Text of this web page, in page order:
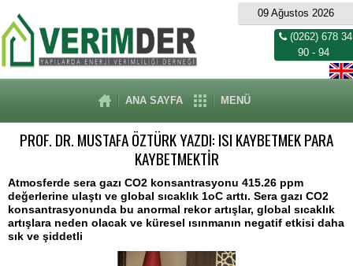
09 Ağustos 2026
(0262) 678 34
90 - 94
ANA SAYFA MENÜ
PROF. DR. MUSTAFA ÖZTÜRK YAZDI: ISI KAYBETMEK PARA
KAYBETMEKTİR
Atmosferde sera gazı CO2 konsantrasyonu 415.26 ppm
değerlerine ulaştı ve global sıcaklık 1oC arttı. Sera gazı CO2
konsantrasyonunda bu anormal rekor artışlar, global sıcaklık
artışlara neden olacak ve küresel ısınmanın negatif etkisi daha
sık ve şiddetli